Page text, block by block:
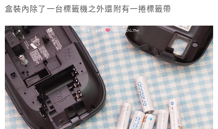
盒裝內除了一台標籤機之外還附有一捲標籤帶